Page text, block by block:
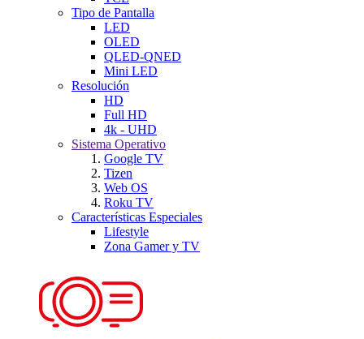
Tipo de Pantalla
LED
OLED
QLED-QNED
Mini LED
Resolución
HD
Full HD
4k - UHD
Sistema Operativo
Google TV
Tizen
Web OS
Roku TV
Características Especiales
Lifestyle
Zona Gamer y TV